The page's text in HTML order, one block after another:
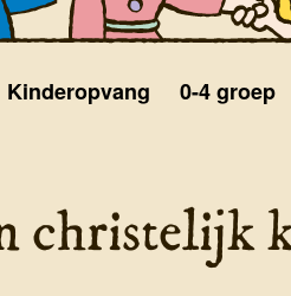
Kinderopvang 0-4 groep
christelijk